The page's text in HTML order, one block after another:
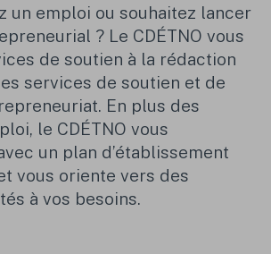
un emploi ou souhaitez lancer
? Le CDÉTNO vous
de soutien à la rédaction
services de soutien et de
En plus des
le CDÉTNO vous
un plan d’établissement
vous oriente vers des
à vos besoins.